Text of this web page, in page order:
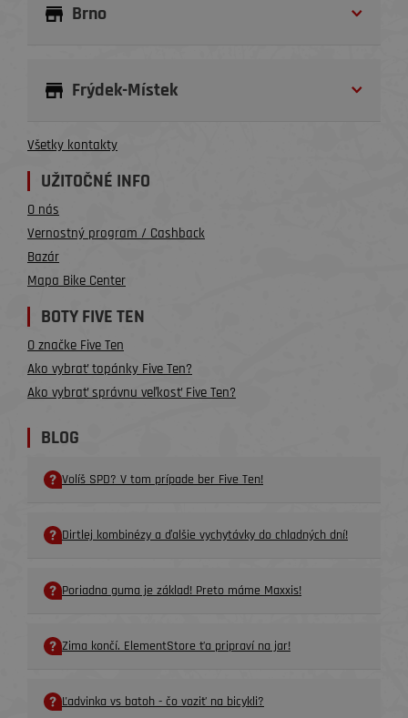
Brno
Frýdek-Místek
Všetky kontakty
UŽITOČNÉ INFO
O nás
Vernostný program / Cashback
Bazár
Mapa Bike Center
BOTY FIVE TEN
O značke Five Ten
Ako vybrať topánky Five Ten?
Ako vybrať správnu veľkosť Five Ten?
BLOG
Volíš SPD? V tom prípade ber Five Ten!
Dirtlej kombinézy a ďalšie vychytávky do chladných dní!
Poriadna guma je základ! Preto máme Maxxis!
Zima končí. ElementStore ťa pripraví na jar!
Ľadvinka vs batoh - čo voziť na bicykli?